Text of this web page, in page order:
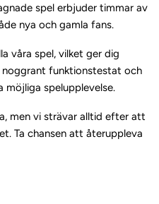
spel erbjuder timmar av
nya och gamla fans.
våra spel, vilket ger dig
funktionstestat och
spelupplevelse.
men vi strävar alltid efter att
Ta chansen att återuppleva